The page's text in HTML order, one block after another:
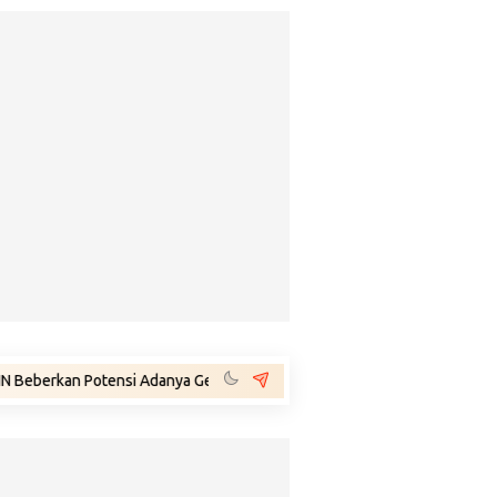
Adanya Gejolak Agustus 2026: Masuk Fase Krisis, Tinggal Tunggu